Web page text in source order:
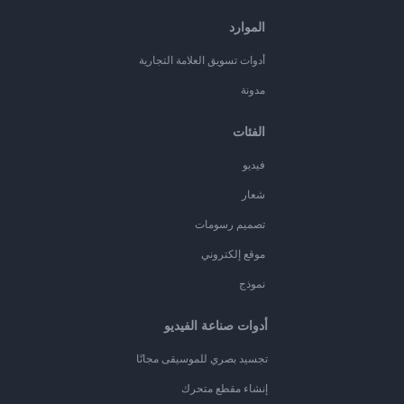
الموارد
أدوات تسويق العلامة التجارية
مدونة
الفئات
فيديو
شعار
تصميم رسومات
موقع إلكتروني
نموذج
أدوات صناعة الفيديو
تجسيد بصري للموسيقى مجانًا
إنشاء مقطع متحرك